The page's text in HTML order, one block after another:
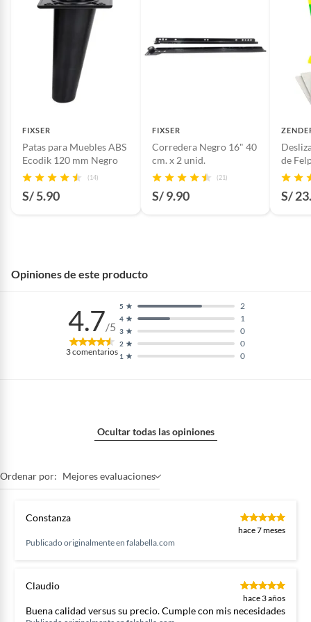
accesorios para muebles y clóset, te permitirán darle un
toque final a tus muebles.
Productos hechos a medida.
Pinturas de color a pedido.
Plantas.
Productos que hayan sido previamente instalados.
Baterías de auto.
Licores y cigarros electrónicos.
FIXSER
Patas para Muebles ABS
Ecodik 120 mm Negro
(14)
S/ 5.90
FIXSER
Corredera Negro 16" 40
cm. x 2 unid.
(21)
S/ 9.90
de
unid
S/
Opiniones de este producto
4.7/5
3comentarios 1 0
2 0
3 0
4 1
5 2
Ocultar todas las opiniones
Ordenar por: Mejores evaluaciones
Constanza
hace 7 meses
Publicado originalmente en falabella.com
Claudio
hace 3 años
Buena calidad versus su precio. Cumple con mis necesidades